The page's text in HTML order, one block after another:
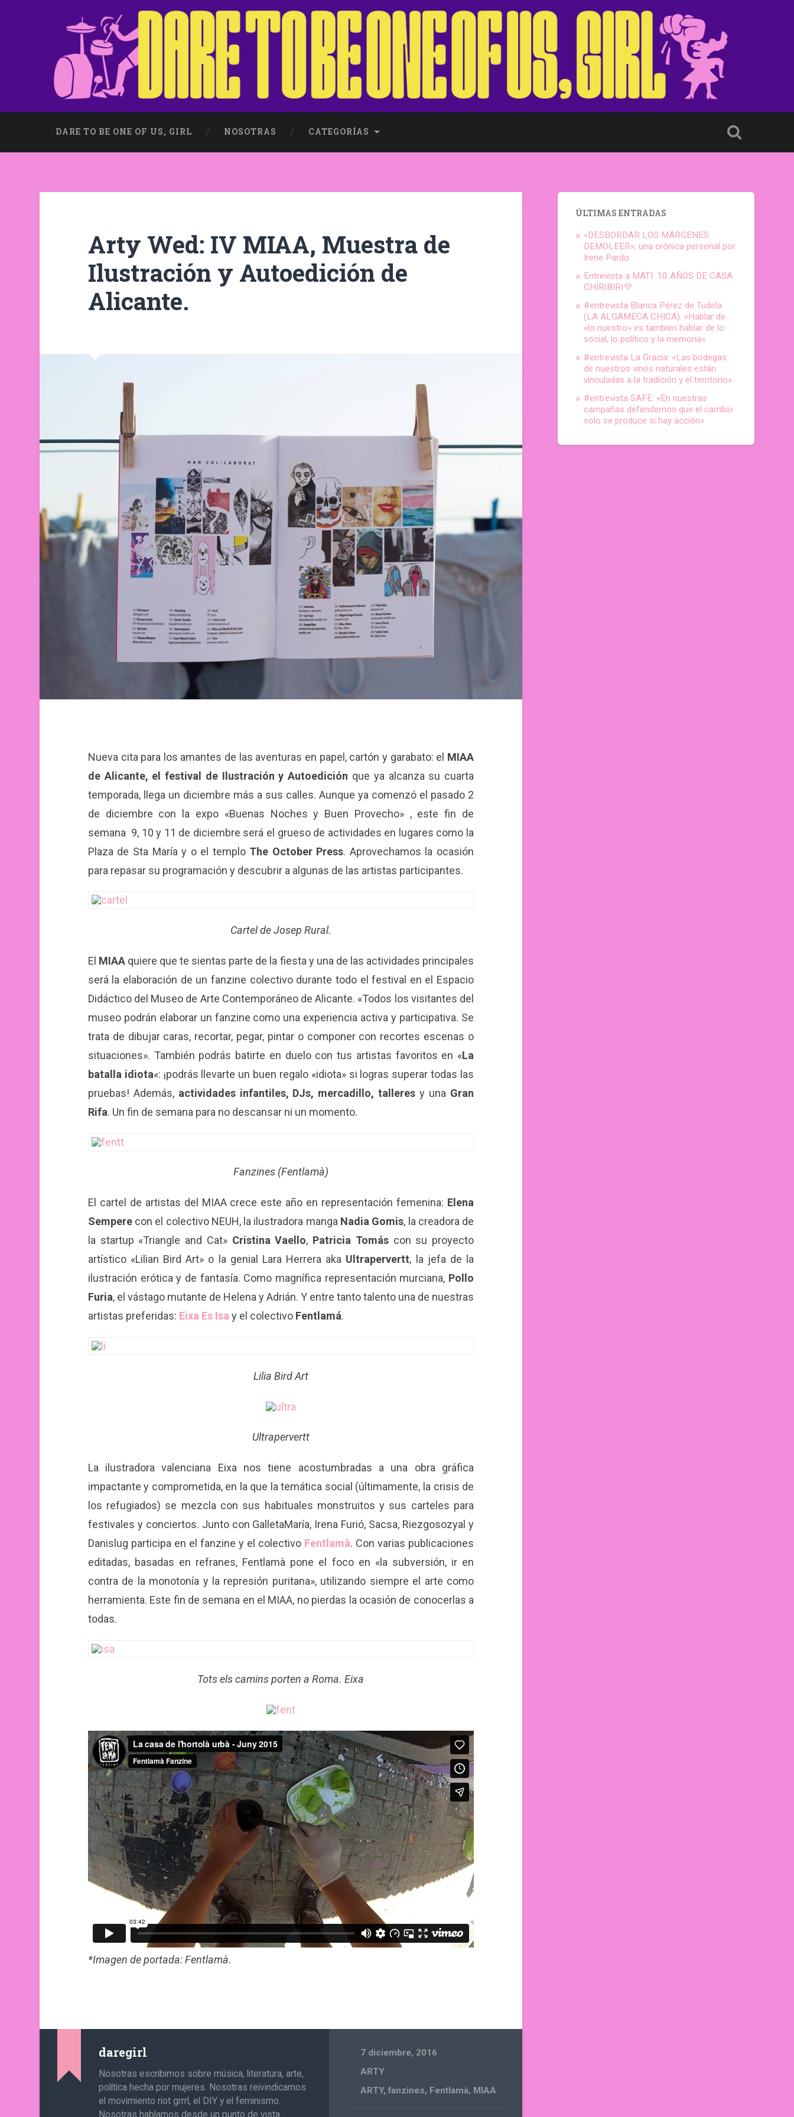
DARE TO BE ONE OF US, GIRL NOSOTRAS CATEGORÍAS
Arty Wed: IV MIAA, Muestra de
Ilustración y Autoedición de
Alicante.
Nueva cita para los amantes de las aventuras en papel, cartón y garabato: el MIAA
de Alicante, el festival de Ilustración y Autoedición que ya alcanza su cuarta
temporada, llega un diciembre más a sus calles. Aunque ya comenzó el pasado 2
de diciembre con la expo «Buenas Noches y Buen Provecho» , este fin de
semana 9, 10 y 11 de diciembre será el grueso de actividades en lugares como la
Plaza de Sta María y o el templo The October Press. Aprovechamos la ocasión
para repasar su programación y descubrir a algunas de las artistas participantes.
Cartel de Josep Rural.
El MIAAquiere que te sientas parte de la fiesta y una de las actividades principales
será la elaboración de un fanzine colectivo durante todo el festival en el Espacio
Didáctico del Museo de Arte Contemporáneo de Alicante. «Todos los visitantes del
museo podrán elaborar un fanzine como una experiencia activa y participativa. Se
trata de dibujar caras, recortar, pegar, pintar o componer con recortes escenas o
situaciones». También podrás batirte en duelo con tus artistas favoritos en «La
batalla idiota«: ¡podrás llevarte un buen regalo «idiota» si logras superar todas las
pruebas! Además, actividades infantiles, DJs, mercadillo, talleresy una Gran
Rifa. Un fin de semana para no descansar ni un momento.
Fanzines (Fentlamà)
El cartel de artistas del MIAA crece este año en representación femenina: Elena
Semperecon el colectivo NEUH, la ilustradora manga Nadia Gomis, la creadora de
la startup «Triangle and Cat» Cristina Vaello, Patricia Tomáscon su proyecto
artístico «Lilian Bird Art» o la genial Lara Herrera aka Ultrapervertt, la jefa de la
ilustración erótica y de fantasía. Como magnífica representación murciana, Pollo
Furia, el vástago mutante de Helena y Adrián. Y entre tanto talento una de nuestras
artistas preferidas: Eixa Es Isa y el colectivo Fentlamá.
Lilia Bird Art
Ultrapervertt
La ilustradora valenciana Eixa nos tiene acostumbradas a una obra gráfica
impactante y comprometida, en la que la temática social (últimamente, la crisis de
los refugiados) se mezcla con sus habituales monstruitos y sus carteles para
festivales y conciertos. Junto con GalletaMaría, Irena Furió, Sacsa, Riezgosozyal y
Danislug participa en el fanzine y el colectivo Fentlamà. Con varias publicaciones
editadas, basadas en refranes, Fentlamà pone el foco en «la subversión, ir en
contra de la monotonía y la represión puritana», utilizando siempre el arte como
herramienta. Este fin de semana en el MIAA, no pierdas la ocasión de conocerlas a
todas.
Tots els camins porten a Roma. Eixa
*Imagen de portada: Fentlamà.
daregirl
Nosotras escribimos sobre música, literatura, arte,
política hecha por mujeres. Nosotras reivindicamos
el movimiento riot grrrl, el DIY y el feminismo.
Nosotras hablamos desde un punto de vista
7 diciembre, 2016
ARTY
ARTY,fanzines, Fentlamà, MIAA
ÚLTIMAS ENTRADAS
«DESBORDAR LOS MÁRGENES:
DEMOLEER», una crónica personal por
Irene Pardo
Entrevista a MATI: 10 AÑOS DE CASA
CHIRIBIRI💜
#entrevista Blanca Pérez de Tudela
(LA ALGAMECA CHICA): «Hablar de
«lo nuestro» es también hablar de lo
social, lo político y la memoria»
#entrevista La Gracia: «Las bodegas
de nuestros vinos naturales están
vinculadas a la tradición y el territorio»
#entrevista SAFE: «En nuestras
campañas defendemos que el cambio
solo se produce si hay acción»